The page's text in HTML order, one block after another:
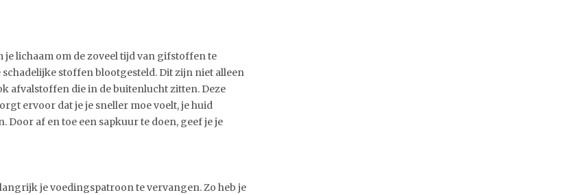
je lichaam om de zoveel tijd van gifstoffen te
stoffen blootgesteld. Dit zijn niet alleen
afvalstoffen die in de buitenlucht zitten. Deze
ervoor dat je je sneller moe voelt, je huid
af en toe een sapkuur te doen, geef je je
je voedingspatroon te vervangen. Zo heb je